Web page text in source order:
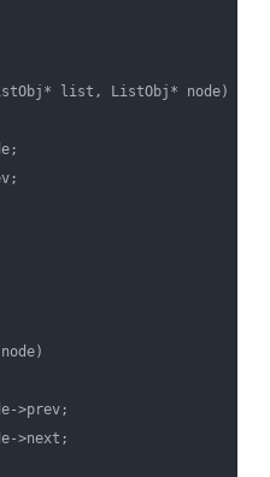
list, ListObj* node)
>prev;
>next;